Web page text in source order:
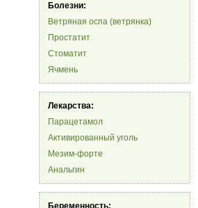
Болезни:
Ветряная оспа (ветрянка)
Простатит
Стоматит
Ячмень
Лекарства:
Парацетамол
Активированный уголь
Мезим-форте
Анальгин
Беременность: